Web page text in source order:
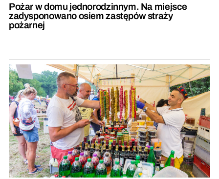
Pożar w domu jednorodzinnym. Na miejsce
zadysponowano osiem zastępów straży
pożarnej